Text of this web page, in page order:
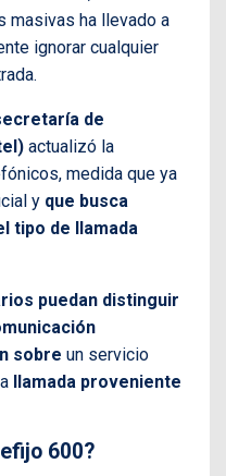
masivas ha llevado a
ignorar cualquier
de
actualizó la
medida que ya
y que busca
tipo de llamada
puedan distinguir
sobre un servicio
llamada proveniente
600?